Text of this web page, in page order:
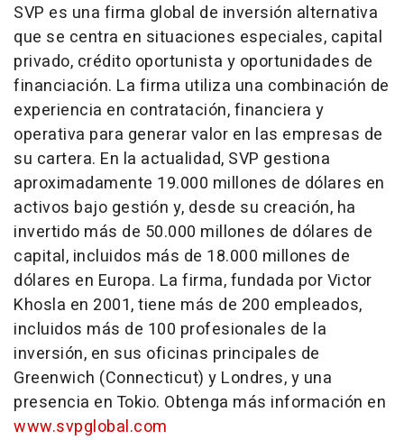
SVP es una firma global de inversión alternativa
que se centra en situaciones especiales, capital
privado, crédito oportunista y oportunidades de
financiación. La firma utiliza una combinación de
experiencia en contratación, financiera y
operativa para generar valor en las empresas de
su cartera. En la actualidad, SVP gestiona
aproximadamente 19.000 millones de dólares en
activos bajo gestión y, desde su creación, ha
invertido más de 50.000 millones de dólares de
capital, incluidos más de 18.000 millones de
dólares en Europa. La firma, fundada porVictor
Khosla en 2001, tiene más de 200 empleados,
incluidos más de 100 profesionales de la
inversión, en sus oficinas principales de
Greenwich (Connecticut) y Londres, y una
presencia en Tokio. Obtenga más información en
www.svpglobal.com